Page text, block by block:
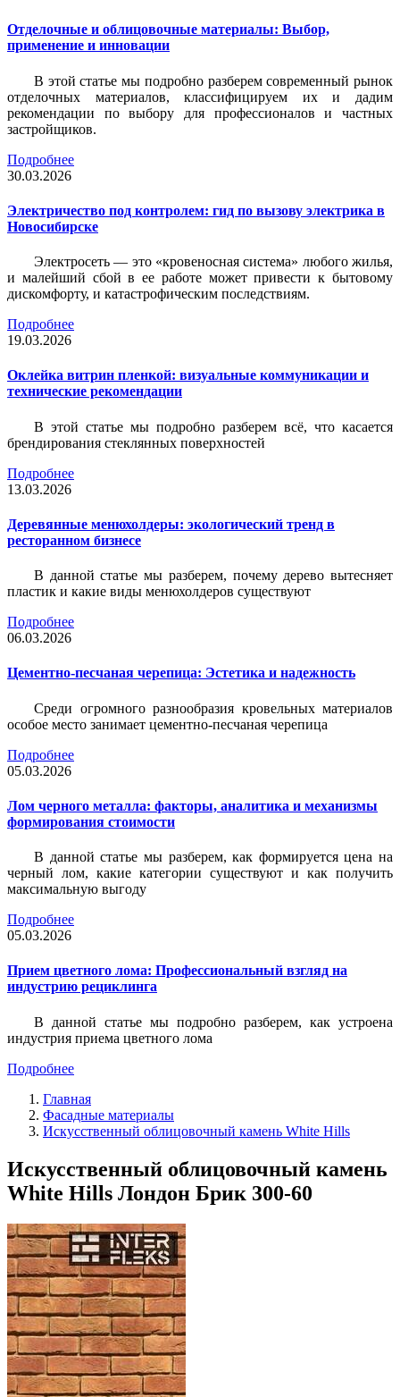
Отделочные и облицовочные материалы: Выбор,
применение и инновации
В этой статье мы подробно разберем современный рынок
отделочных материалов, классифицируем их и дадим
рекомендации по выбору для профессионалов и частных
застройщиков.
Подробнее
30.03.2026
Электричество под контролем: гид по вызову электрика в
Новосибирске
Электросеть — это «кровеносная система» любого жилья,
и малейший сбой в ее работе может привести к бытовому
дискомфорту, и катастрофическим последствиям.
Подробнее
19.03.2026
Оклейка витрин пленкой: визуальные коммуникации и
технические рекомендации
В этой статье мы подробно разберем всё, что касается
брендирования стеклянных поверхностей
Подробнее
13.03.2026
Деревянные менюхолдеры: экологический тренд в
ресторанном бизнесе
В данной статье мы разберем, почему дерево вытесняет
пластик и какие виды менюхолдеров существуют
Подробнее
06.03.2026
Цементно-песчаная черепица: Эстетика и надежность
Среди огромного разнообразия кровельных материалов
особое место занимает цементно-песчаная черепица
Подробнее
05.03.2026
Лом черного металла: факторы, аналитика и механизмы
формирования стоимости
В данной статье мы разберем, как формируется цена на
черный лом, какие категории существуют и как получить
максимальную выгоду
Подробнее
05.03.2026
Прием цветного лома: Профессиональный взгляд на
индустрию рециклинга
В данной статье мы подробно разберем, как устроена
индустрия приема цветного лома
Подробнее
Главная
Фасадные материалы
Искусственный облицовочный камень White Hills
Искусственный облицовочный камень
White Hills Лондон Брик 300-60